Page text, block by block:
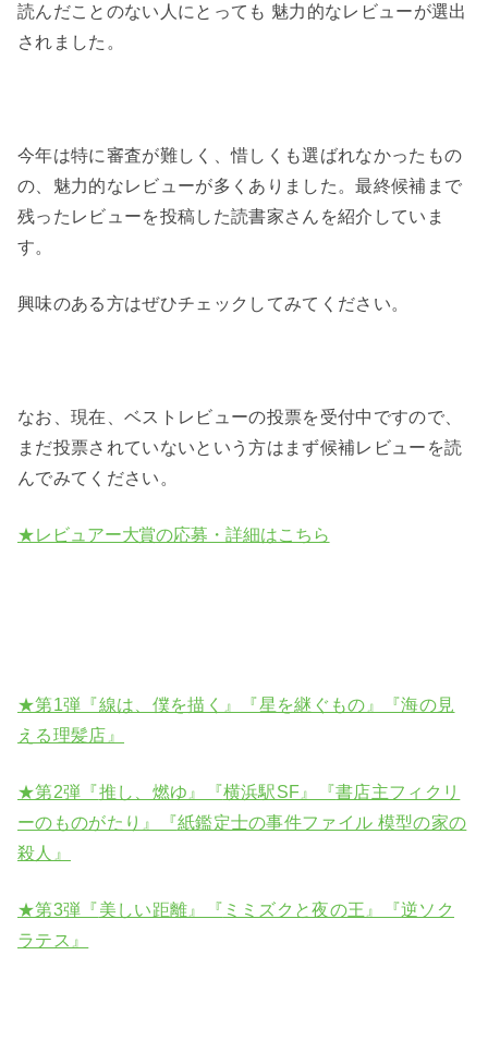
読んだことのない人にとっても 魅力的なレビューが選出
されました。
今年は特に審査が難しく、惜しくも選ばれなかったもの
の、魅力的なレビューが多くありました。最終候補まで
残ったレビューを投稿した読書家さんを紹介していま
す。
興味のある方はぜひチェックしてみてください。
なお、現在、ベストレビューの投票を受付中ですので、
まだ投票されていないという方はまず候補レビューを読
んでみてください。
★レビュアー大賞の応募・詳細はこちら
★第1弾『線は、僕を描く』『星を継ぐもの』『海の見
える理髪店』
★第2弾『推し、燃ゆ』『横浜駅SF』『書店主フィクリ
ーのものがたり』『紙鑑定士の事件ファイル 模型の家の
殺人』
★第3弾『美しい距離』『 ミミズクと夜の王』『逆ソク
ラテス』